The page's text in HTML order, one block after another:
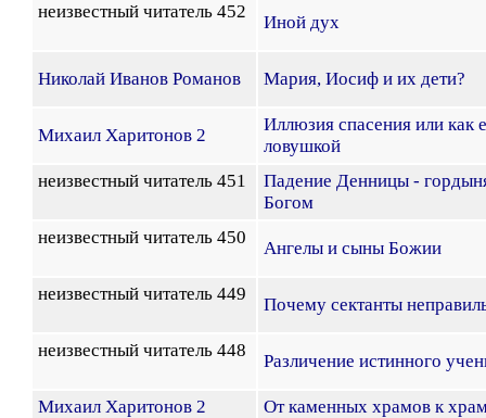
неизвестный читатель 452
Иной дух
Николай Иванов Романов Мария, Иосиф и их дети?
Михаил Харитонов 2
Иллюзия спасения или как
ловушкой
неизвестный читатель 451
Падение Денницы -
Богом
неизвестный читатель 450
Ангелы и сыны Божии
неизвестный читатель 449
Почему сектанты
неизвестный читатель 448
Различение истинного
Михаил Харитонов 2 От каменных храмов к